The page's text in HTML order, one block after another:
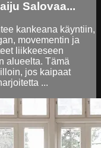
Salovaa...
kankeana käyntiin,
movementin ja
liikkeeseen
alueelta. Tämä
jos kaipaat
...